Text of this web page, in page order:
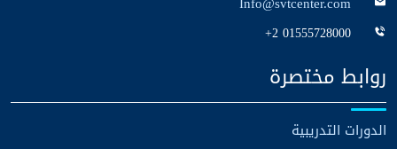
+2 01555728000
روابط مختصرة
الدورات التدريبية